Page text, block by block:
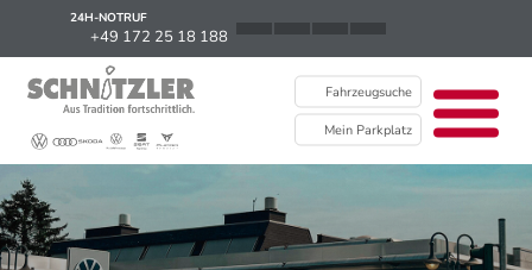
24H-NOTRUF
+49 172 25 18 188
Fahrzeugsuche
Mein Parkplatz
News
Kontakt / Standorte
Über uns